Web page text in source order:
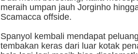
meraih umpan jauh Jorginho
Scamacca offside.
Spanyol kembali mendapat
tembakan keras dari luar kotak